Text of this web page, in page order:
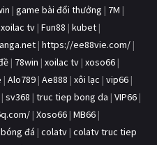
| game bài đổi thưởng | 7M |
xoilac tv | Fun88 | kubet |
| https://ee88vie.com/ |
| 78win | xoilac tv | xoso66 |
| Alo789 | Ae888 | xôi lạc | vip66 |
| sv368 | truc tiep bong da | VIP66 |
| Xoso66 | MB66 |
đá | colatv | colatv truc tiep